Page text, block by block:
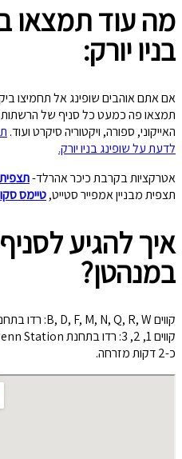
מה עוד תמצאו
בניו יורק:
אם אתם אוהבים שופינג אל תחמיצו
תמצאו פה כמעט כל סניף של הרשתות
האייקוני, ספורה, ויקטוריה סיקרט ועוד.
לדעת על שופינג בניו יורק.
אטרקציות בקרבת כיכר אהרלד-
תצפית מבניין אמפייר סטייט,טיימס
איך להגיע
במנהטן?
קווים B, D, F, M, N, Q, R, W: רדו בתחנת רחוב 34 Herald Square.
כ-2 דקות מזרחה.